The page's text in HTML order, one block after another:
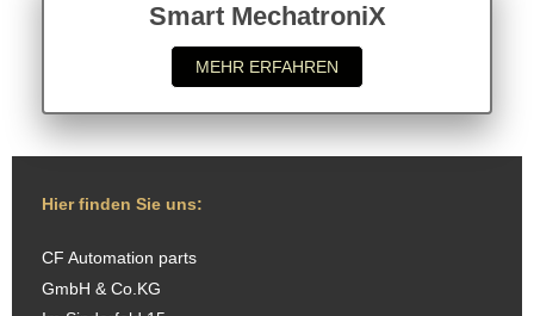
Smart MechatroniX
MEHR ERFAHREN
Hier finden Sie uns:
CF Automation parts
GmbH & Co.KG